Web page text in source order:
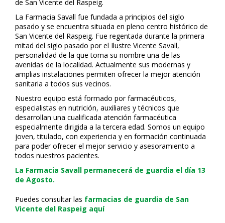
de San Vicente del Raspeig.
La Farmacia Savall fue fundada a principios del siglo
pasado y se encuentra situada en pleno centro histórico de
San Vicente del Raspeig. Fue regentada durante la primera
mitad del siglo pasado por el Ilustre Vicente Savall,
personalidad de la que toma su nombre una de las
avenidas de la localidad. Actualmente sus modernas y
amplias instalaciones permiten ofrecer la mejor atención
sanitaria a todos sus vecinos.
Nuestro equipo está formado por farmacéuticos,
especialistas en nutrición, auxiliares y técnicos que
desarrollan una cualificada atención farmacéutica
especialmente dirigida a la tercera edad. Somos un equipo
joven, titulado, con experiencia y en formación continuada
para poder ofrecer el mejor servicio y asesoramiento a
todos nuestros pacientes.
La Farmacia Savall permanecerá de guardia el día 13
de Agosto.
Puedes consultar las farmacias de guardia de San
Vicente del Raspeig aquí